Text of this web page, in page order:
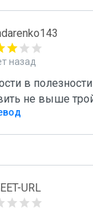
назад
в
не выше
URL